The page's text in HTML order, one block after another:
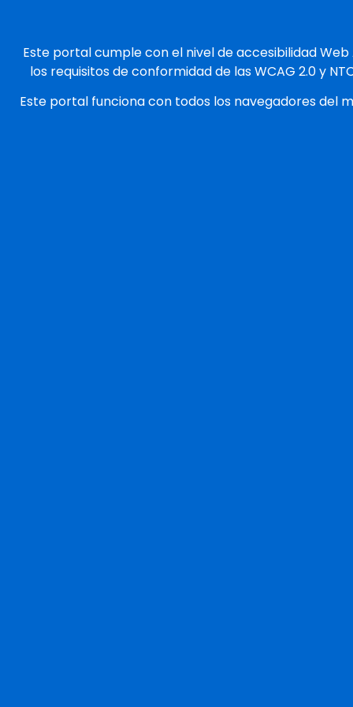
Este portal cumple con el nivel de accesibilidad Web
los requisitos de conformidad de las WCAG 2.0 y
Este portal funciona con todos los navegadores del